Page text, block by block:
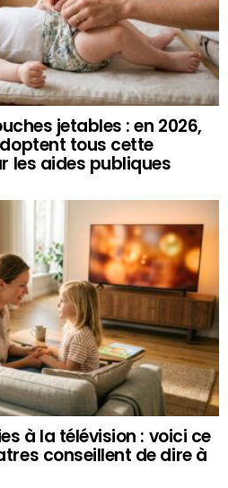
jetables : en 2026,
tous cette
les aides publiques
à la télévision : voici ce
conseillent de dire à